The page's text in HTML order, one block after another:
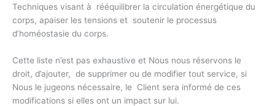
Techniques visant à rééquilibrer la circulation énergétique du
corps, apaiser les tensions et soutenir le processus
d’homéostasie du corps.
Cette liste n’est pas exhaustive et Nous nous réservons le
droit, d’ajouter, de supprimer ou de modifier tout service, si
Nous le jugeons nécessaire, le Client sera informé de ces
modifications si elles ont un impact sur lui.